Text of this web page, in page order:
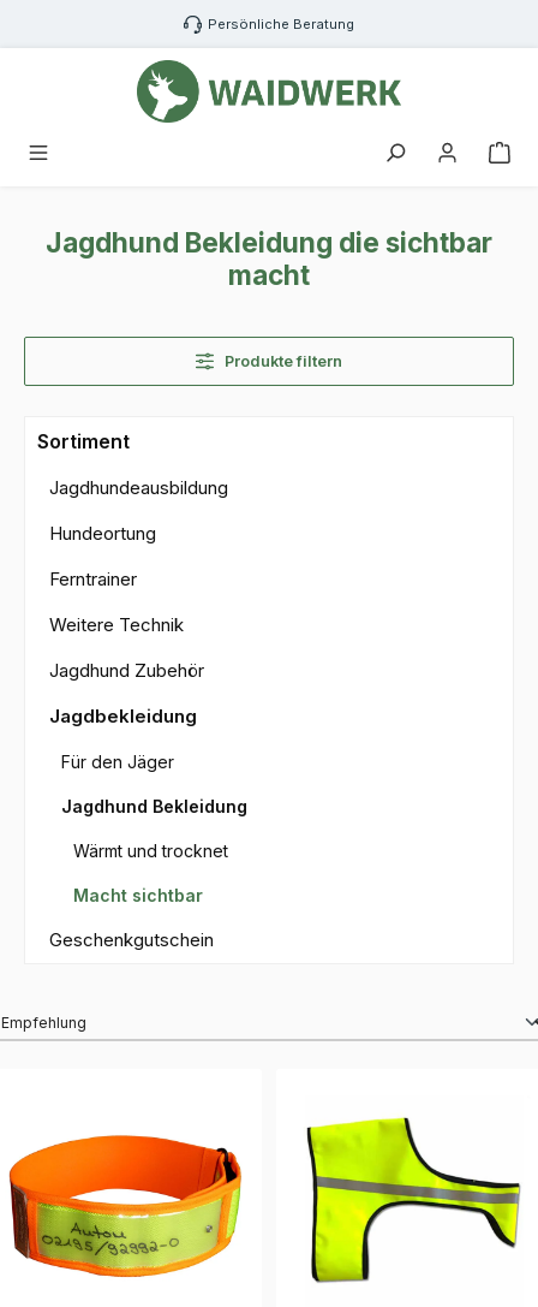
Zum Hauptinhalt springen Persönliche Beratung
Jagdhund Bekleidung die sichtbar
macht
Produkte filtern
Sortiment
Jagdhundeausbildung
Hundeortung
Ferntrainer
Weitere Technik
Jagdhund Zubehör
Jagdbekleidung
Für den Jäger
Jagdhund Bekleidung
Wärmt und trocknet
Macht sichtbar
Geschenkgutschein